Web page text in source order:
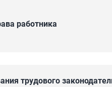
и дополнительные
включаются дни
заработной платы.
работника
трудового